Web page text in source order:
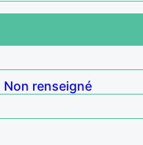
Non renseigné